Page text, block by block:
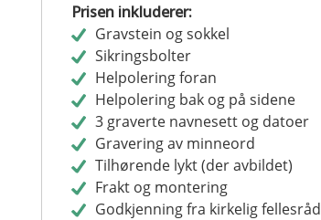
Prisen inkluderer:
Gravstein og sokkel
Sikringsbolter
Helpolering foran
Helpolering bak og på sidene
3 graverte navnesett og datoer
Gravering av minneord
Tilhørende lykt (der avbildet)
Frakt og montering
Godkjenning fra kirkelig fellesråd